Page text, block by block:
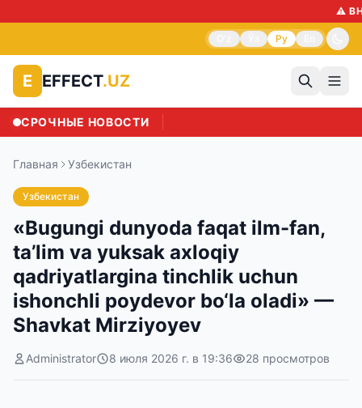
⚠️
Ру
E EFFECT.UZ
СРОЧНЫЕ НОВОСТИ
Главная Узбекистан
Узбекистан
«Bugungi dunyoda faqat ilm-fan,
ta’lim va yuksak axloqiy
qadriyatlargina tinchlik uchun
ishonchli poydevor bo‘la oladi» —
Shavkat Mirziyoyev
Administrator 8 июля 2026 г. в 19:36 28 просмотров